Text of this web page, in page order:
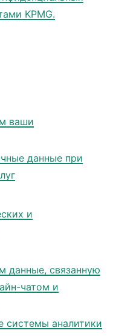
KPMG.
ваши
данные при
и
данные, связанную
чатом и
системы аналитики